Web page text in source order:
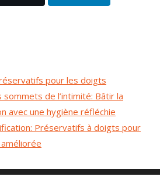
pour les doigts
sommets de l’intimité: Bâtir la
avec une hygiène réfléchie
Préservatifs à doigts pour